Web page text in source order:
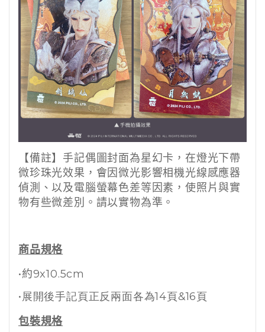
【備註】 手記偶圖封面為星幻卡，在燈光下帶
微珍珠光效果， 會因微光影響相機光線感應器
偵測、以及電腦螢幕色差等因素， 使照片與實
物有些微差別。請以實物為準。
商品規格
•約9x10.5cm
•展開後手記頁正反兩面各為14頁&16頁
包裝規格